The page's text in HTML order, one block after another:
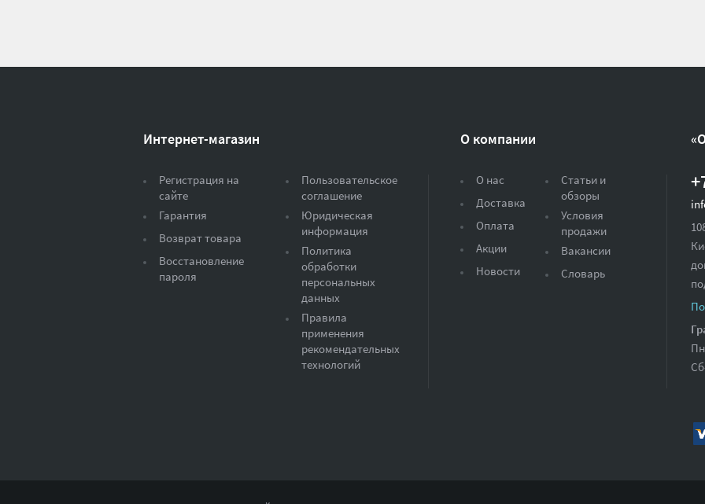
Интернет-магазин
Регистрация на
сайте
Гарантия
Возврат товара
Восстановление
пароля
Пользовательское
соглашение
Юридическая
информация
Политика
обработки
персональных
данных
Правила
применения
рекомендательных
технологий
О компании
О нас
Доставка
Оплата
Акции
Новости
Статьи и
обзоры
Условия
продажи
Вакансии
Словарь